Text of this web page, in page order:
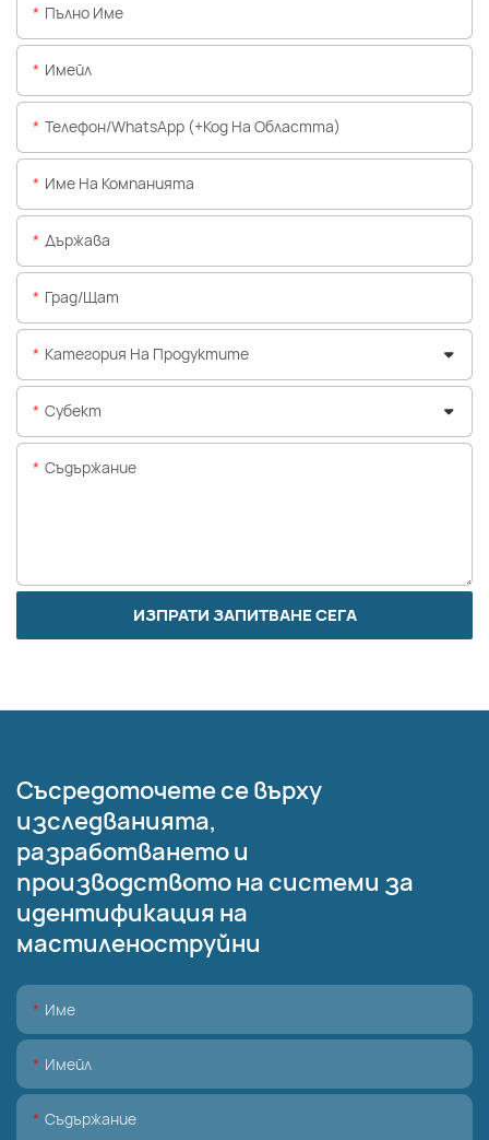
Пълно Име
Имейл
Телефон/WhatsApp (+Код На Областта)
Име На Компанията
Държава
Град/щат
Категория На Продуктите
Субект
Съдържание
ИЗПРАТИ ЗАПИТВАНЕ СЕГА
Съсредоточете се върху
изследванията,
разработването и
производството на системи за
идентификация на
мастиленоструйни
Име
Имейл
Съдържание